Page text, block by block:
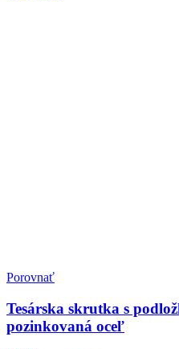
Porovnať
Tesárska skrutka s
pozinkovaná oceľ